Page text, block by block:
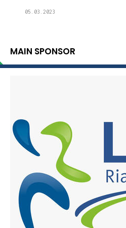
05.03.2023
MAIN SPONSOR